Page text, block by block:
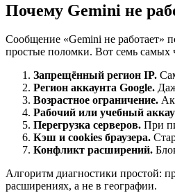
Почему Gemini не
Сообщение «Gemini не работает»
простые поломки. Вот семь
Запрещённый регион IP.
Регион аккаунта Google.
Возрастное ограничение.
Рабочий или учебный
Перегрузка серверов. При
Кэш и cookies браузера.
Конфликт расширений.
Алгоритм диагностики простой:
расширениях, а не в географии.